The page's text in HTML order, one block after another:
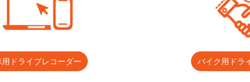
用ドライブレコーダー バイク用ドラ